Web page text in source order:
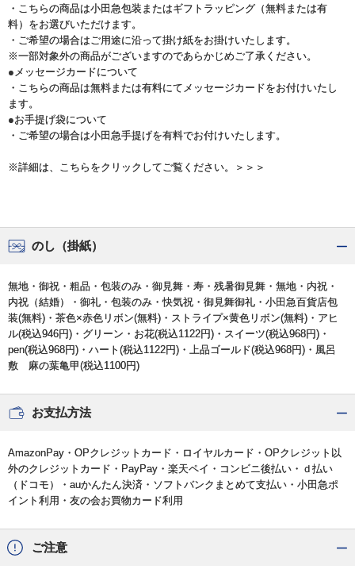
・こちらの商品は小田急包装またはギフトラッピング（無料または有
料）をお選びいただけます。
・ご希望の場合はご用途に沿って掛け紙をお掛けいたします。
※一部対象外の商品がございますのであらかじめご了承ください。
●メッセージカードについて
・こちらの商品は無料または有料にてメッセージカードをお付けいたし
ます。
●お手提げ袋について
・ご希望の場合は小田急手提げを有料でお付けいたします。
※詳細は、こちらをクリックしてご覧ください。＞＞＞
のし（掛紙）
無地・御祝・粗品・包装のみ・御見舞・寿・残暑御見舞・無地・内祝・
内祝（結婚）・御礼・包装のみ・快気祝・御見舞御礼・小田急百貨店包
装(無料)・茶色×赤色リボン(無料)・ストライプ×黄色リボン(無料)・アヒ
ル(税込946円)・グリーン・お花(税込1122円)・スイーツ(税込968円)・
pen(税込968円)・ハート(税込1122円)・上品ゴールド(税込968円)・風呂
敷 麻の葉亀甲(税込1100円)
お支払方法
AmazonPay・OPクレジットカード・ロイヤルカード・OPクレジット以
外のクレジットカード・PayPay・楽天ペイ・コンビニ後払い・ｄ払い
（ドコモ）・auかんたん決済・ソフトバンクまとめて支払い・小田急ポ
イント利用・友の会お買物カード利用
ご注意